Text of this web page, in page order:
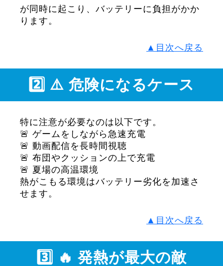
が同時に起こり、バッテリーに負担がかか
ります。
▲目次へ戻る
2️⃣ ⚠️ 危険になるケース
特に注意が必要なのは以下です。
🚨 ゲームをしながら急速充電
🚨 動画配信を長時間視聴
🚨 布団やクッションの上で充電
🚨 夏場の高温環境
熱がこもる環境はバッテリー劣化を加速さ
せます。
▲目次へ戻る
3️⃣ 🔥 発熱が最大の敵